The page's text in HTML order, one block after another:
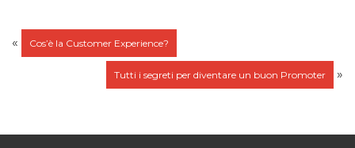
« Cos’è la Customer Experience?
Tutti i segreti per diventare un buon Promoter »